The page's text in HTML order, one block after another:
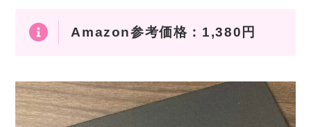
Amazon参考価格：1,380円